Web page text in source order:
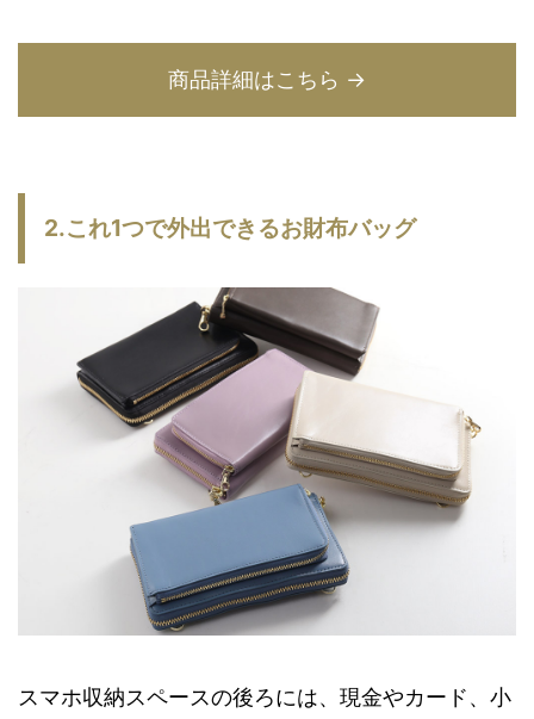
商品詳細はこちら →
2.これ1つで外出できるお財布バッグ
スマホ収納スペースの後ろには、現金やカード、小